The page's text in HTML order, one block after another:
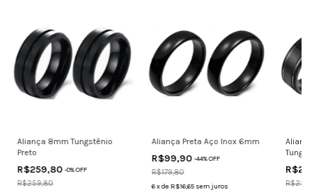
Aliança 8mm Tungstênio
Preto
R$259,80-0% OFF
R$259,80
Aliança Preta Aço Inox 6mm
R$99,90-44% OFF
R$179,80
6xdeR$16,65 sem juros